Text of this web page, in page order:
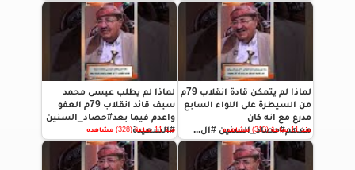
لماذا لم يتمكن قادة انقلاب 79م
من السيطرة على اللواء السابع
مدرع مع انه كان
معهم#حصاد_السنين #ال...
منذ 11 ساعة (313) مشاهده
لماذا لم يطلب عيسى محمد
سيف قائد انقلاب 79م العفو
واعدم فيما بعد#حصاد_السنين
#السعيدة
منذ 11 ساعة (328) مشاهده